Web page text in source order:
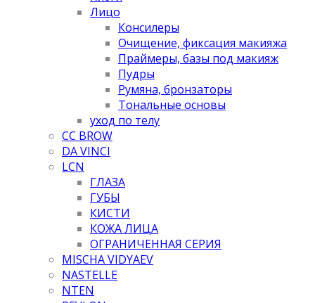
Лицо
Консилеры
Очищение, фиксация макияжа
Праймеры, базы под макияж
Пудры
Румяна, бронзаторы
Тональные основы
уход по телу
CC BROW
DA VINCI
LCN
ГЛАЗА
ГУБЫ
КИСТИ
КОЖА ЛИЦА
ОГРАНИЧЕННАЯ СЕРИЯ
MISCHA VIDYAEV
NASTELLE
NTEN